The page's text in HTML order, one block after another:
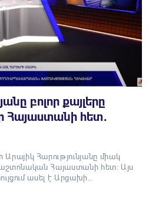
բոլոր քայլերը
Հայաստանի հետ․
Հարությունյանը միակ
Հայաստանի հետ։ Այս
ասել է Արցախի…